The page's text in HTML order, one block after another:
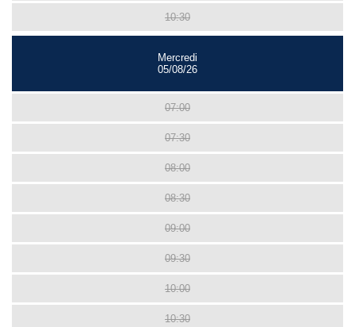
10:30
Mercredi
05/08/26
07:00
07:30
08:00
08:30
09:00
09:30
10:00
10:30